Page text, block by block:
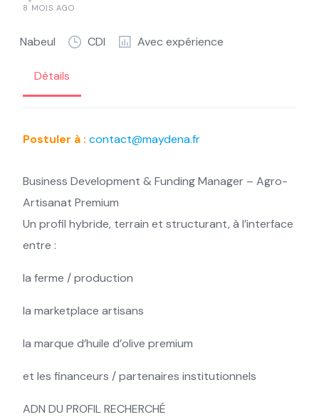
8 MOIS AGO
Nabeul CDI Avec expérience
Détails
Postuler à : contact@maydena.fr
Business Development & Funding Manager – Agro-
Artisanat Premium
Un profil hybride, terrain et structurant, à l’interface
entre :
la ferme / production
la marketplace artisans
la marque d’huile d’olive premium
et les financeurs / partenaires institutionnels
ADN DU PROFIL RECHERCHÉ